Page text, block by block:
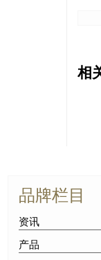
相
品牌栏目
资讯
产品